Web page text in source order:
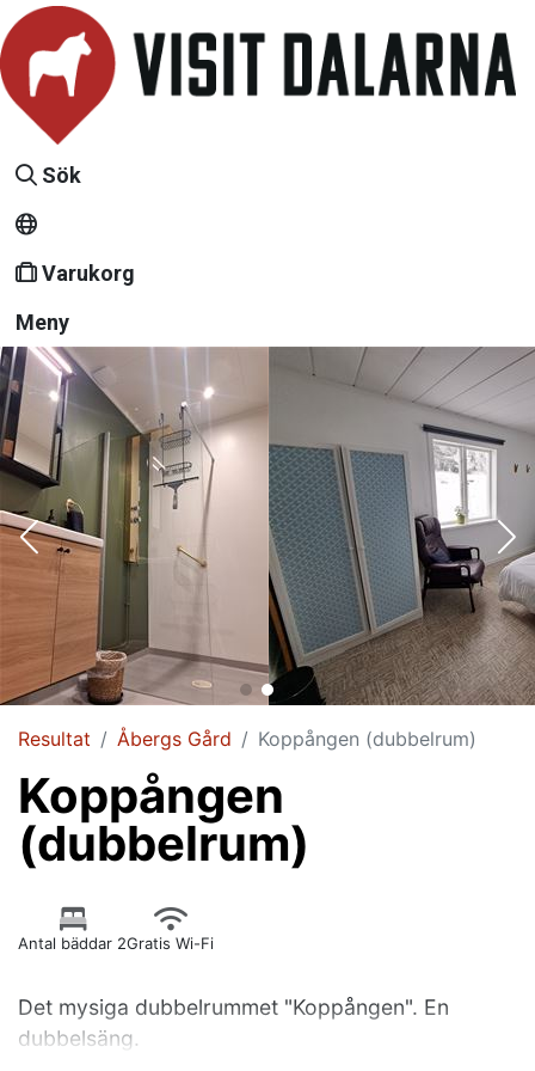
Sök
Varukorg
Meny
Resultat Åbergs Gård Koppången (dubbelrum)
Koppången
(dubbelrum)
Antal bäddar 2Gratis Wi-Fi
Det mysiga dubbelrummet "Koppången". En
dubbelsäng.